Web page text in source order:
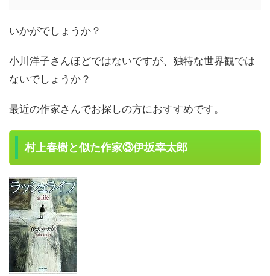
いかがでしょうか？
小川洋子さんほどではないですが、独特な世界観では
ないでしょうか？
最近の作家さんでお探しの方におすすめです。
村上春樹と似た作家③伊坂幸太郎